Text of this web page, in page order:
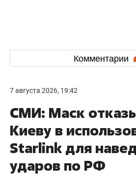
Комментарии
7 августа 2026, 19:42
СМИ: Маск
Киеву в
Starlink для
ударов по РФ